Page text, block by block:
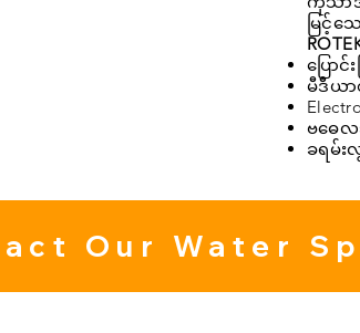
မြင့်
ပြော
မီဒီယာ
ဗဓေလ
ခရမ်
Our Water